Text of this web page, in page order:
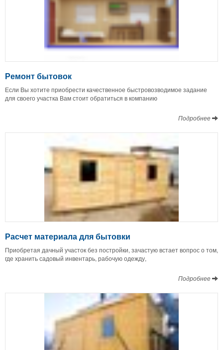
Ремонт бытовок
Если Вы хотите приобрести качественное быстровозводимое задание
для своего участка Вам стоит обратиться в компанию
Подробнее
Расчет материала для бытовки
Приобретая дачный участок без постройки, зачастую встает вопрос о том,
где хранить садовый инвентарь, рабочую одежду,
Подробнее